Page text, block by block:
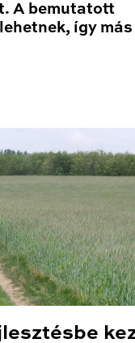
A bemutatott
így más